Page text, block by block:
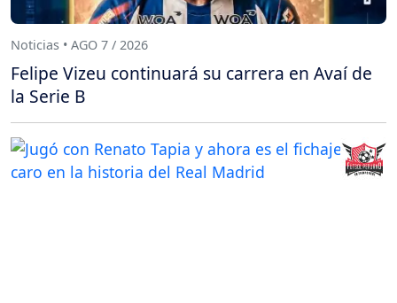
Noticias • AGO 7 / 2026
Felipe Vizeu continuará su carrera en Avaí de
la Serie B